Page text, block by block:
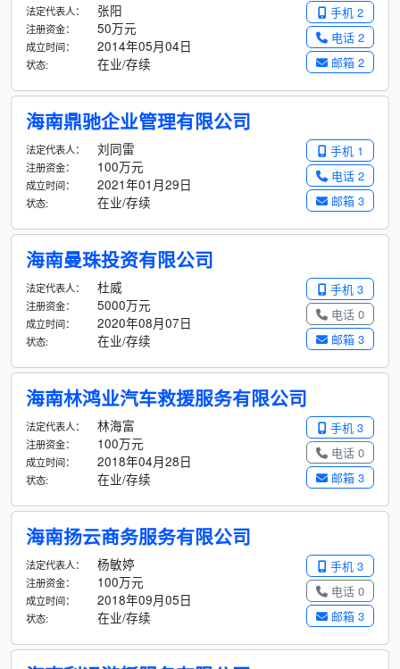
手机 2
电话 2
邮箱 2
法定代表人： 张阳
注册资金： 50万元
成立时间： 2014年05月04日
状态: 在业/存续
海南鼎驰企业管理有限公司
手机 1
电话 2
邮箱 3
法定代表人： 刘同雷
注册资金： 100万元
成立时间： 2021年01月29日
状态: 在业/存续
海南曼珠投资有限公司
手机 3
电话 0
邮箱 3
法定代表人： 杜威
注册资金： 5000万元
成立时间： 2020年08月07日
状态: 在业/存续
海南林鸿业汽车救援服务有限公司
手机 3
电话 0
邮箱 3
法定代表人： 林海富
注册资金： 100万元
成立时间： 2018年04月28日
状态: 在业/存续
海南扬云商务服务有限公司
手机 3
电话 0
邮箱 3
法定代表人： 杨敏婷
注册资金： 100万元
成立时间： 2018年09月05日
状态: 在业/存续